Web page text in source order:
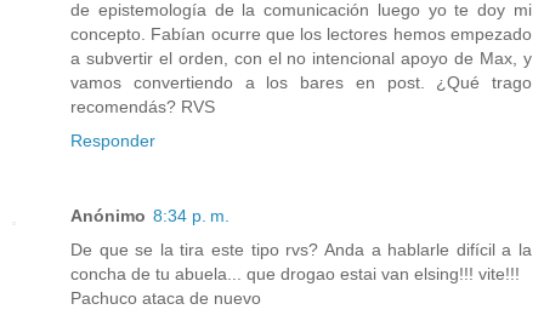
de epistemología de la comunicación luego yo te doy mi
concepto. Fabían ocurre que los lectores hemos empezado
a subvertir el orden, con el no intencional apoyo de Max, y
vamos convertiendo a los bares en post. ¿Qué trago
recomendás? RVS
Responder
Anónimo 8:34 p. m.
De que se la tira este tipo rvs? Anda a hablarle difícil a la
concha de tu abuela... que drogao estai van elsing!!! vite!!!
Pachuco ataca de nuevo